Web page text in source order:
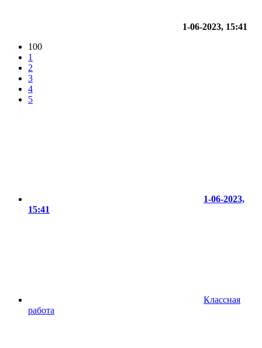
1-06-2023, 15:41
100
1
2
3
4
5
1-06-2023,
15:41
Классная
работа